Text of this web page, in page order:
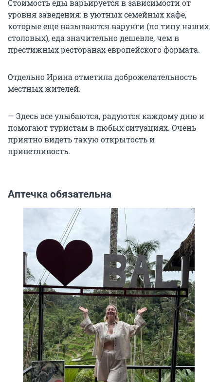
Стоимость еды варьируется в зависимости от
уровня заведения: в уютных семейных кафе,
которые еще называются варунги (по типу наших
столовых), еда значительно дешевле, чем в
престижных ресторанах европейского формата.
Отдельно Ирина отметила доброжелательность
местных жителей.
— Здесь все улыбаются, радуются каждому дню и
помогают туристам в любых ситуациях. Очень
приятно видеть такую открытость и
приветливость.
Аптечка обязательна